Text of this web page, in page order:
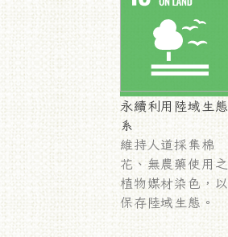
永續利用陸域生態
系
維持人道採集棉
花、無農藥使用之
植物媒材染色，以
保存陸域生態。